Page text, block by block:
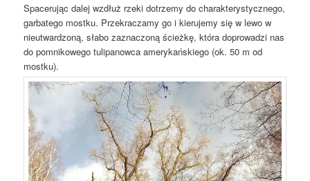
Spacerując dalej wzdłuż rzeki dotrzemy do charakterystycznego,
garbatego mostku. Przekraczamy go i kierujemy się w lewo w
nieutwardzoną, słabo zaznaczoną ścieżkę, która doprowadzi nas
do pomnikowego tulipanowca amerykańskiego (ok. 50 m od
mostku).